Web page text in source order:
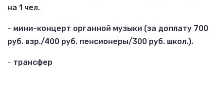
на 1 чел.
- мини-концерт органной музыки (за доплату 700
руб. взр./400 руб. пенсионеры/300 руб. школ.).
- трансфер